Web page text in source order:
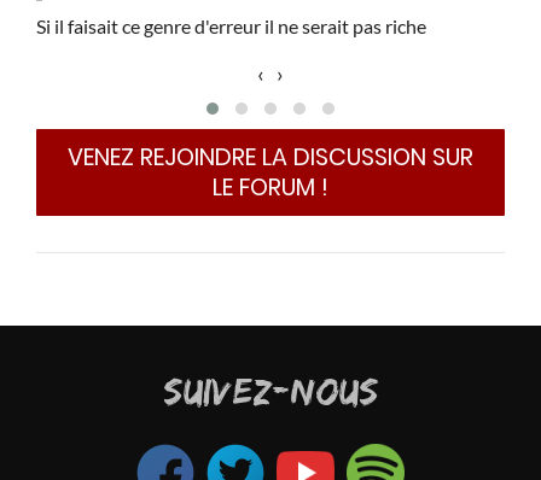
Si il faisait ce genre d'erreur il ne serait pas riche
‹ ›
VENEZ REJOINDRE LA DISCUSSION SUR
LE FORUM !
SUIVEZ-NOUS